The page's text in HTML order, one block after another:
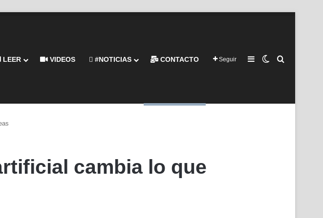
LEER VIDEOS #NOTICIAS CONTACTO Seguir Barra lateral
Switch skin
cambia lo que